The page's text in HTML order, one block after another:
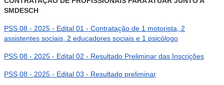
SMDESCH
PSS 08 - 2025 - Edital 01 - Contratação de 1 motorista, 2
assistentes sociais, 2 educadores sociais e 1 psicólogo
PSS 08 - 2025 - Edital 02 - Resultado Preliminar das Inscrições
PSS 08 - 2025 - Edital 03 - Resultado preliminar